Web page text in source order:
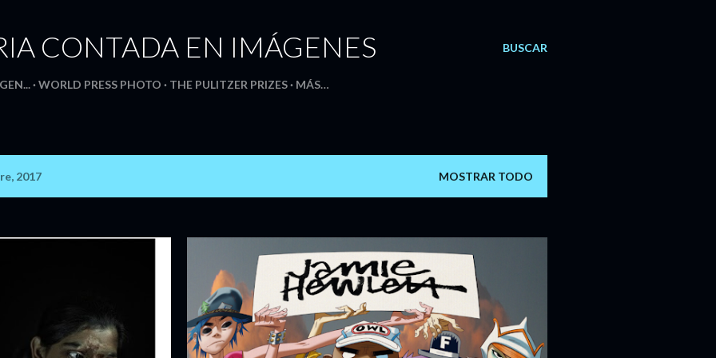
BUSCAR
CONTADA EN IMÁGENES
WORLD PRESS PHOTO THE PULITZER PRIZES MÁS…
2017 MOSTRAR TODO